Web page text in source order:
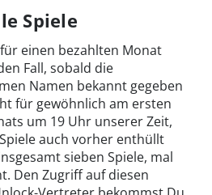
Spiele
einen bezahlten Monat
Fall, sobald die
Namen bekannt gegeben
für gewöhnlich am ersten
um 19 Uhr unserer Zeit,
auch vorher enthüllt
sieben Spiele, mal
Den Zugriff auf diesen